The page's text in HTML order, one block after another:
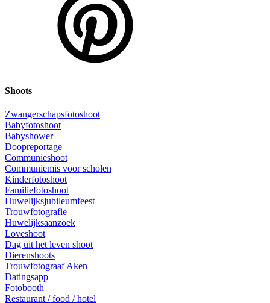
Shoots
Zwangerschapsfotoshoot
Babyfotoshoot
Babyshower
Doopreportage
Communieshoot
Communiemis voor scholen
Kinderfotoshoot
Familiefotoshoot
Huwelijksjubileumfeest
Trouwfotografie
Huwelijksaanzoek
Loveshoot
Dag uit het leven shoot
Dierenshoots
Trouwfotograaf Aken
Datingsapp
Fotobooth
Restaurant / food / hotel